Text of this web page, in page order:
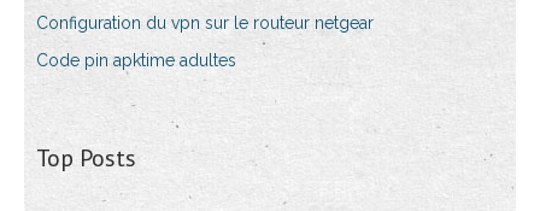
Configuration du vpn sur le routeur netgear
Code pin apktime adultes
Top Posts